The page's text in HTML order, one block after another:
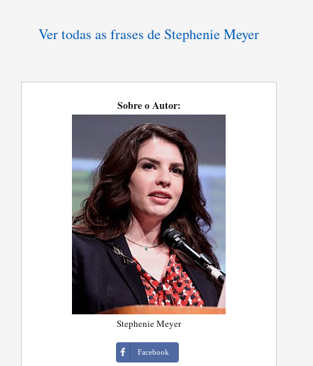
Ver todas as frases de Stephenie Meyer
Sobre o Autor:
Stephenie Meyer
Facebook